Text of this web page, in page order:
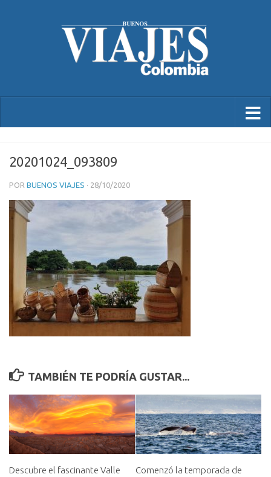
20201024_093809
POR BUENOS VIAJES · 28/10/2020
TAMBIÉN TE PODRÍA GUSTAR...
Descubre el fascinante Valle
Comenzó la temporada de